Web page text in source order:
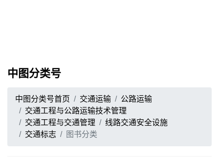
中图分类号
中图分类号首页 交通运输
公路运输
交通工程与公路运输技术管理
交通工程与交通管理
线路交通安全设施
交通标志
图书分类